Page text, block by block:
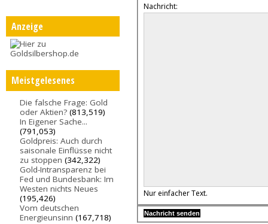
Anzeige
Meistgelesenes
Die falsche Frage: Gold
oder Aktien? (813,519)
In Eigener Sache...
(791,053)
Goldpreis: Auch durch
saisonale Einflüsse nicht
zu stoppen (342,322)
Gold-Intransparenz bei
Fed und Bundesbank: Im
Westen nichts Neues
(195,426)
Vom deutschen
Energieunsinn (167,718)
Nachricht:
Nur einfacher Text.